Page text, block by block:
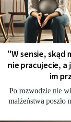
"W sensie, skąd
nie pracujecie, a
im
Po rozwodzie nie
małżeństwa poszło